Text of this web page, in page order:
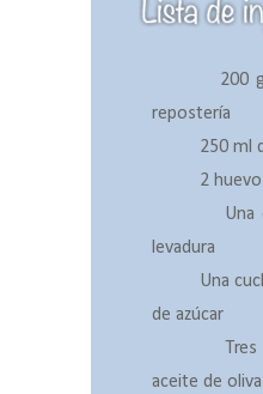
200 gr
repostería
250 ml
2
Una
levadura
Una
de azúcar
Tres
aceite de